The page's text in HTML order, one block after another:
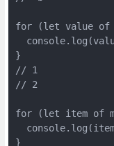
for (let value of
}
// 1
// 2
for (let item of
}